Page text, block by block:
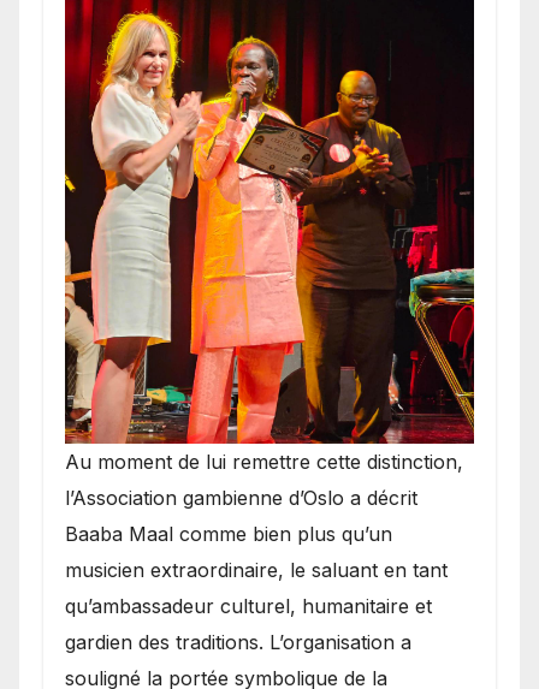
​Au moment de lui remettre cette distinction,
l’Association gambienne d’Oslo a décrit
Baaba Maal comme bien plus qu’un
musicien extraordinaire, le saluant en tant
qu’ambassadeur culturel, humanitaire et
gardien des traditions. L’organisation a
souligné la portée symbolique de la